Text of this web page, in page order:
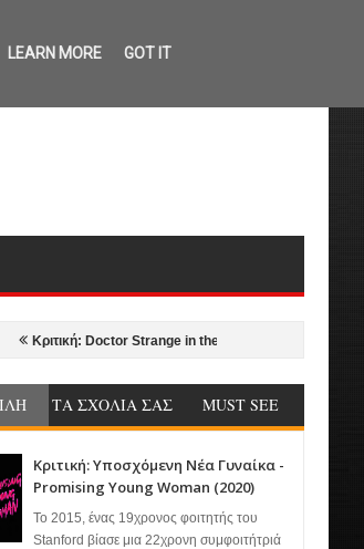
Doctor Strange in the Multiverse of Madness (2022)
ΤΑ ΣΧΟΛΙΑ ΣΑΣ MUST SEE
Κριτική: Υποσχόμενη Νέα Γυναίκα -
Promising Young Woman (2020)
Το 2015, ένας 19χρονος φοιτητής του
Stanford βίασε μια 22χρονη συμφοιτήτριά
LEARN MORE GOT IT